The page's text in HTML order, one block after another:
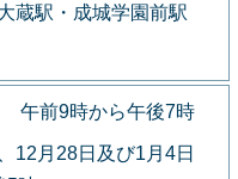
蔵駅・成城学園前駅
午前9時から午後7時
12月28日及び1月4日